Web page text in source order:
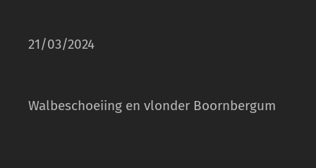
21/03/2024
Walbeschoeiing en vlonder Boornbergum